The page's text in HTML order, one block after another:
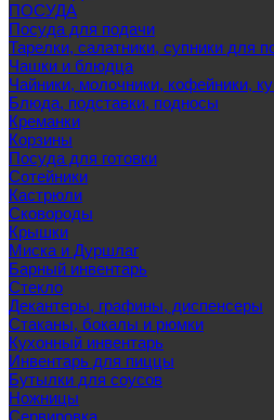
ПОСУДА
Посуда для подачи
Тарелки, салатники, супники для
Чашки и блюдца
Чайники, молочники, кофейники,
Блюда, подставки, подносы
Креманки
Корзины
Посуда для готовки
Сотейники
Кастрюли
Сковороды
Крышки
Миска и Дуршлаг
Барный инвентарь
Стекло
Декантеры, графины, диспенсеры
Стаканы, бокалы и рюмки
Кухонный инвентарь
Инвентарь для пиццы
Бутылки для соусов
Ножницы
Сервировка